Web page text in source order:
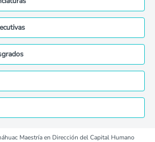
Maestría en Dirección del Capital Humano